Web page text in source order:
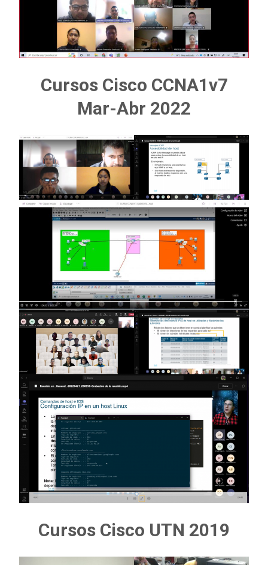
Cursos Cisco CCNA1v7
Mar-Abr 2022
Cursos Cisco UTN 2019